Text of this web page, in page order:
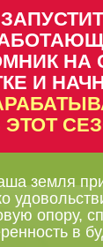
земля
опору,
в
НА
И
ЭТОТ